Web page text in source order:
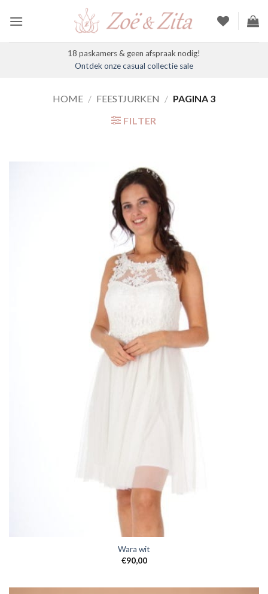
naar
18 paskamers & geen afspraak nodig!
Ontdek onze casual collectie sale
HOME / FEESTJURKEN / PAGINA 3
FILTER
Wara wit
€90,00